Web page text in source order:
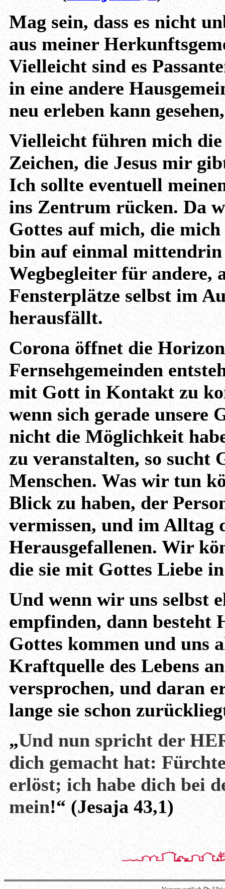
Mag sein, dass es nicht
aus meiner
Vielleicht sind es
in eine andere
neu erleben kann
Vielleicht führen mich
Zeichen, die Jesus mir
Ich sollte eventuell
ins Zentrum rücken. Da
Gottes auf mich, die
bin auf einmal
Wegbegleiter für andere,
Fensterplätze selbst im
herausfällt.
Corona öffnet die
Fernsehgemeinden
mit Gott in Kontakt zu
wenn sich gerade unsere
nicht die Möglichkeit
zu veranstalten, so sucht
Menschen. Was wir tun
Blick zu haben, der
vermissen, und im Alltag
Herausgefallenen. Wir
die sie mit Gottes Liebe
Und wenn wir uns selbst
empfinden, dann besteht
Gottes kommen und uns
Kraftquelle des Lebens
versprochen, und daran
lange sie schon
„Und nun spricht der
dich gemacht hat:
erlöst; ich habe dich bei
mein!“ (Jesaja 43,1)